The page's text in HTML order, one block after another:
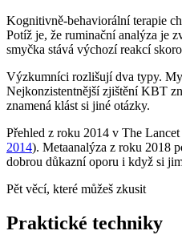
Kognitivně-behaviorální terapie
Potíž je, že ruminační analýza je
smyčka stává výchozí reakcí
Výzkumníci rozlišují dva typy.
Nejkonzistentnější zjištění KBT
znamená klást si jiné otázky.
Přehled z roku 2014 v The
2014). Metaanalýza z roku 2018
dobrou důkazní oporu i když si
Pět věcí, které můžeš zkusit
Praktické techniky